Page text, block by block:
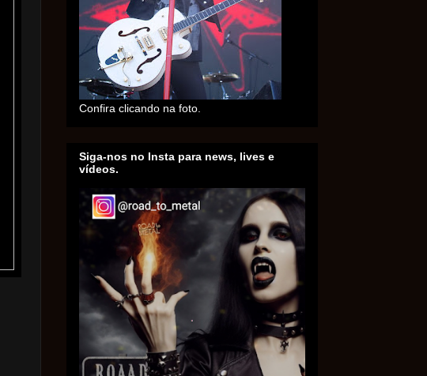
Confira clicando na foto.
Siga-nos no Insta para news, lives e
vídeos.